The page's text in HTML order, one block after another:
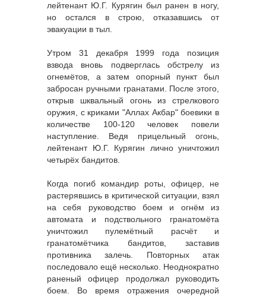
лейтенант Ю.Г. Курягин был ранен в ногу,
но остался в строю, отказавшись от
эвакуации в тыл.
Утром 31 декабря 1999 года позиция
взвода вновь подверглась обстрелу из
огнемётов, а затем опорный пункт был
забросан ручными гранатами. После этого,
открыв шквальный огонь из стрелкового
оружия, с криками "Аллах Акбар" боевики в
количестве 100-120 человек повели
наступление. Ведя прицельный огонь,
лейтенант Ю.Г. Курягин лично уничтожил
четырёх бандитов.
Когда погиб командир роты, офицер, не
растерявшись в критической ситуации, взял
на себя руководство боем и огнём из
автомата и подствольного гранатомёта
уничтожил пулемётный расчёт и
гранатомётчика бандитов, заставив
противника залечь. Повторных атак
последовало ещё несколько. Неоднократно
раненый офицер продолжал руководить
боем. Во время отражения очередной